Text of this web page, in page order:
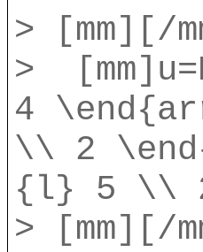
> [mm][/
>
4
\\ 2
{l} 5 \\ 2
> [mm][/